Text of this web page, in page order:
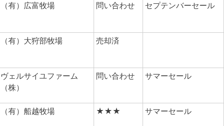
（有）広富牧場 問い合わせ セプテンバーセール
（有）大狩部牧場 売却済
ヴェルサイユファーム
（株）
問い合わせ サマーセール
（有）船越牧場 ★★★ サマーセール